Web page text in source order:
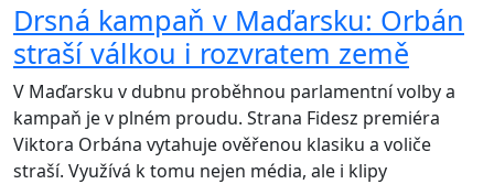
Drsná kampaň v Maďarsku: Orbán
straší válkou i rozvratem země
V Maďarsku v dubnu proběhnou parlamentní volby a
kampaň je v plném proudu. Strana Fidesz premiéra
Viktora Orbána vytahuje ověřenou klasiku a voliče
straší. Využívá k tomu nejen média, ale i klipy